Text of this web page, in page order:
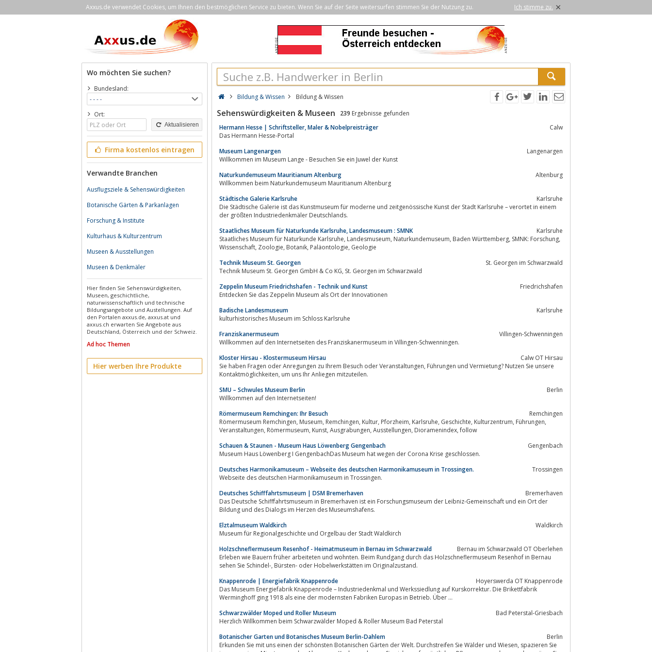
Axxus.de verwendet Cookies, um Ihnen den bestmöglichen Service zu bieten. Wenn Sie auf der Seite weitersurfen stimmen Sie der Nutzung zu. Ich stimme zu. ×
Wo möchten Sie suchen?
Bundesland:
Ort:
Aktualisieren
Firma kostenlos eintragen
Verwandte Branchen
Ausflugsziele & Sehenswürdigkeiten
Botanische Gärten & Parkanlagen
Forschung & Institute
Kulturhaus & Kulturzentrum
Museen & Ausstellungen
Museen & Denkmäler
Hier finden Sie Sehenswürdigkeiten,
Museen, geschichtliche,
naturwissenschaftlich und technische
Bildungsangebote und Austellungen. Auf
den Portalen axxus.de, axxus.at und
axxus.ch erwarten Sie Angebote aus
Deutschland, Österreich und der Schweiz.
Ad hoc Themen
Hier werben Ihre Produkte
Bildung & Wissen Bildung & Wissen
Sehenswürdigkeiten & Museen 239 Ergebnisse gefunden
Hermann Hesse | Schriftsteller, Maler & Nobelpreisträger
Calw
Das Hermann Hesse-Portal
Museum Langenargen
Langenargen
Willkommen im Museum Lange - Besuchen Sie ein Juwel der Kunst
Naturkundemuseum Mauritianum Altenburg
Altenburg
Willkommen beim Naturkundemuseum Mauritianum Altenburg
Städtische Galerie Karlsruhe
Karlsruhe
Die Städtische Galerie ist das Kunstmuseum für moderne und zeitgenössische Kunst der Stadt Karlsruhe – verortet in einem
der größten Industriedenkmäler Deutschlands.
Staatliches Museum für Naturkunde Karlsruhe, Landesmuseum : SMNK
Karlsruhe
Staatliches Museum für Naturkunde Karlsruhe, Landesmuseum, Naturkundemuseum, Baden Württemberg, SMNK: Forschung,
Wissenschaft, Zoologie, Botanik, Paläontologie, Geologie
Technik Museum St. Georgen
St. Georgen im Schwarzwald
Technik Museum St. Georgen GmbH & Co KG, St. Georgen im Schwarzwald
Zeppelin Museum Friedrichshafen - Technik und Kunst
Friedrichshafen
Entdecken Sie das Zeppelin Museum als Ort der Innovationen
Badische Landesmuseum
Karlsruhe
kulturhistorisches Museum im Schloss Karlsruhe
Franziskanermuseum
Villingen-Schwenningen
Willkommen auf den Internetseiten des Franziskanermuseum in Villingen-Schwenningen.
Kloster Hirsau - Klostermuseum Hirsau
Calw OT Hirsau
Sie haben Fragen oder Anregungen zu Ihrem Besuch oder Veranstaltungen, Führungen und Vermietung? Nutzen Sie unsere
Kontaktmöglichkeiten, um uns Ihr Anliegen mitzuteilen.
SMU – Schwules Museum Berlin
Berlin
Willkommen auf den Internetseiten!
Römermuseum Remchingen: Ihr Besuch
Remchingen
Römermuseum Remchingen, Museum, Remchingen, Kultur, Pforzheim, Karlsruhe, Geschichte, Kulturzentrum, Führungen,
Veranstaltungen, Römermuseum, Kunst, Ausgrabungen, Ausstellungen, Dioramenindex, follow
Schauen & Staunen - Museum Haus Löwenberg Gengenbach
Gengenbach
Museum Haus Löwenberg I GengenbachDas Museum hat wegen der Corona Krise geschlossen.
Deutsches Harmonikamuseum – Webseite des deutschen Harmonikamuseum in Trossingen.
Trossingen
Webseite des deutschen Harmonikamuseum in Trossingen.
Deutsches Schifffahrtsmuseum | DSM Bremerhaven
Bremerhaven
Das Deutsche Schifffahrtsmuseum in Bremerhaven ist ein Forschungsmuseum der Leibniz-Gemeinschaft und ein Ort der
Bildung und des Dialogs im Herzen des Museumshafens.
Elztalmuseum Waldkirch
Waldkirch
Museum für Regionalgeschichte und Orgelbau der Stadt Waldkirch
Holzschneflermuseum Resenhof - Heimatmuseum in Bernau im Schwarzwald
Bernau im Schwarzwald OT Oberlehen
Erleben wie Bauern früher arbeiteten und wohnten. Beim Rundgang durch das Holzschneflermuseum Resenhof in Bernau
sehen Sie Schindel-, Bürsten- oder Hobelwerkstätten im Originalzustand.
Knappenrode | Energiefabrik Knappenrode
Hoyerswerda OT Knappenrode
Das Museum Energiefabrik Knappenrode – Industriedenkmal und Werkssiedlung auf Kurskorrektur. Die Brikettfabrik
Werminghoff ging 1918 als eine der modernsten Fabriken Europas in Betrieb. Über ...
Schwarzwälder Moped und Roller Museum
Bad Peterstal-Griesbach
Herzlich Willkommen beim Schwarzwälder Moped & Roller Museum Bad Peterstal
Botanischer Garten und Botanisches Museum Berlin-Dahlem
Berlin
Erkunden Sie mit uns einen der schönsten Botanischen Gärten der Welt. Durchstreifen Sie Wälder und Wiesen, spazieren Sie